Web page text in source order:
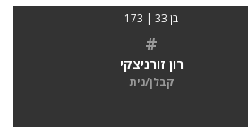
בן 33 | 173
#
רון זורניצקי
קבלן/נית